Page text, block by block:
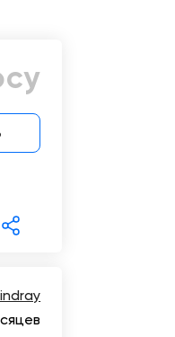
медицинского
Trade-